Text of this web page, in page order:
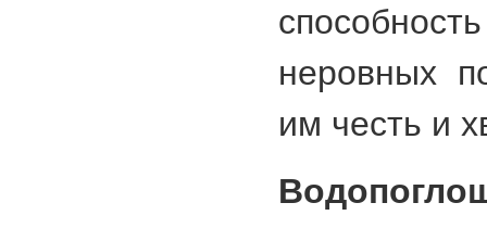
неровных
им честь и